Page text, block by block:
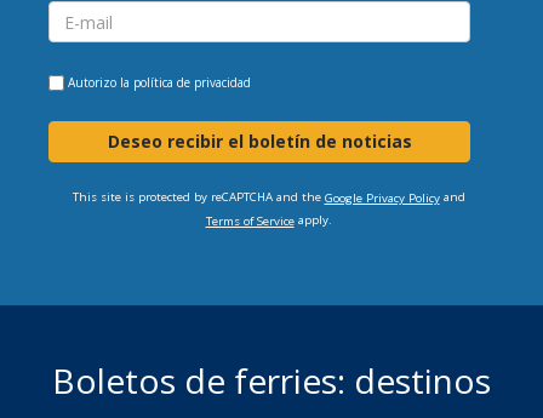
Autorizo la política de privacidad
Deseo recibir el boletín de noticias
This site is protected by reCAPTCHA and the Google Privacy Policyand
Terms of Serviceapply.
Boletos de ferries: destinos